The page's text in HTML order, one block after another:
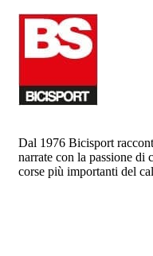
Dal 1976 Bicisport
narrate con la passione di
corse più importanti del